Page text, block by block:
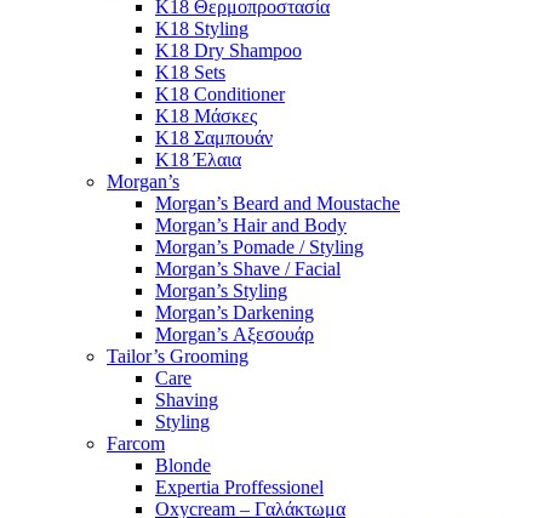
K18 Θερμοπροστασία
K18 Styling
K18 Dry Shampoo
K18 Sets
K18 Conditioner
K18 Μάσκες
K18 Σαμπουάν
K18 Έλαια
Morgan’s
Morgan’s Beard and Moustache
Morgan’s Hair and Body
Morgan’s Pomade / Styling
Morgan’s Shave / Facial
Morgan’s Styling
Morgan’s Darkening
Morgan’s Αξεσουάρ
Tailor’s Grooming
Care
Shaving
Styling
Farcom
Blonde
Expertia Proffessionel
Oxycream – Γαλάκτωμα